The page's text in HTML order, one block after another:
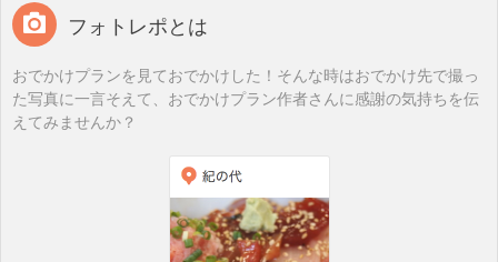
フォトレポとは
おでかけプランを見ておでかけした！そんな時はおでかけ先で撮っ
た写真に一言そえて、おでかけプラン作者さんに感謝の気持ちを伝
えてみませんか？